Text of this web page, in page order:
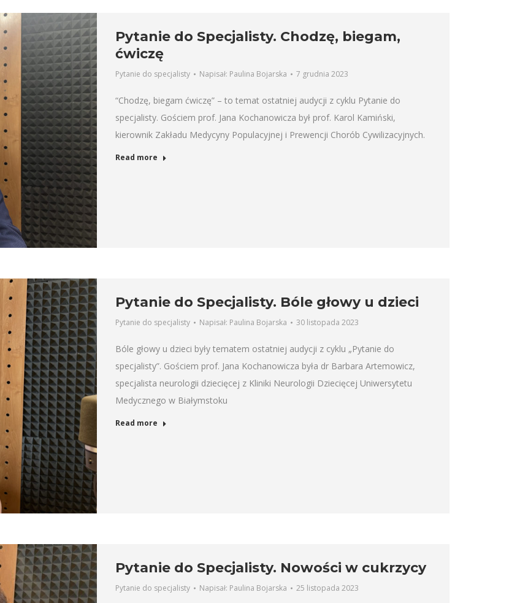
Pytanie do Specjalisty. Chodzę, biegam,
ćwiczę
Pytanie do specjalisty Napisał: Paulina Bojarska 7 grudnia 2023
“Chodzę, biegam ćwiczę” – to temat ostatniej audycji z cyklu Pytanie do
specjalisty. Gościem prof. Jana Kochanowicza był prof. Karol Kamiński,
kierownik Zakładu Medycyny Populacyjnej i Prewencji Chorób Cywilizacyjnych.
Read more
Pytanie do Specjalisty. Bóle głowy u dzieci
Pytanie do specjalisty Napisał: Paulina Bojarska 30 listopada 2023
Bóle głowy u dzieci były tematem ostatniej audycji z cyklu „Pytanie do
specjalisty”. Gościem prof. Jana Kochanowicza była dr Barbara Artemowicz,
specjalista neurologii dziecięcej z Kliniki Neurologii Dziecięcej Uniwersytetu
Medycznego w Białymstoku
Read more
Pytanie do Specjalisty. Nowości w cukrzycy
Pytanie do specjalisty Napisał: Paulina Bojarska 25 listopada 2023